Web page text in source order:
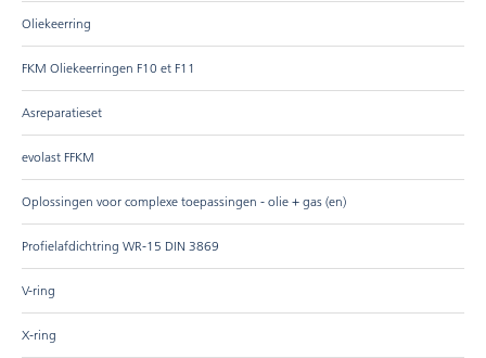
Oliekeerring
FKM Oliekeerringen F10 et F11
Asreparatieset
evolast FFKM
Oplossingen voor complexe toepassingen - olie + gas (en)
Profielafdichtring WR-15 DIN 3869
V-ring
X-ring